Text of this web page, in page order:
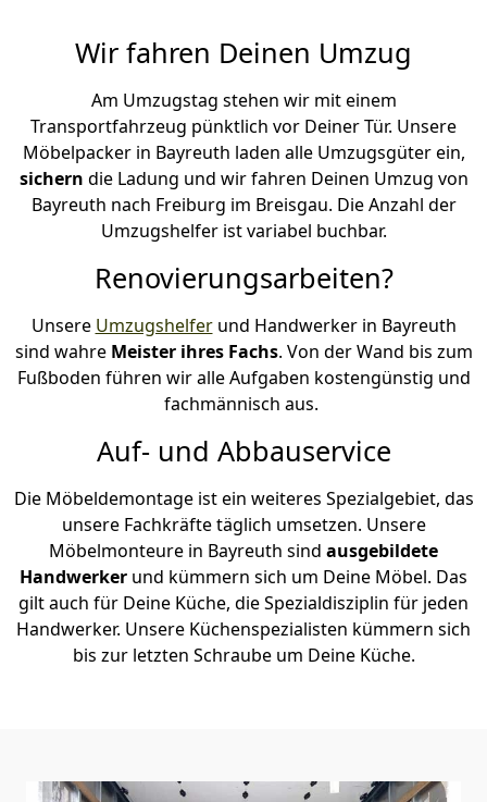
Wir fahren Deinen Umzug
Am Umzugstag stehen wir mit einem
Transportfahrzeug pünktlich vor Deiner Tür. Unsere
Möbelpacker in Bayreuth laden alle Umzugsgüter ein,
sichern die Ladung und wir fahren Deinen Umzug von
Bayreuth nach Freiburg im Breisgau. Die Anzahl der
Umzugshelfer ist variabel buchbar.
Renovierungsarbeiten?
Unsere Umzugshelferund Handwerker in Bayreuth
sind wahre Meister ihres Fachs. Von der Wand bis zum
Fußboden führen wir alle Aufgaben kostengünstig und
fachmännisch aus.
Auf- und Abbauservice
Die Möbeldemontage ist ein weiteres Spezialgebiet, das
unsere Fachkräfte täglich umsetzen. Unsere
Möbelmonteure in Bayreuth sind ausgebildete
Handwerker und kümmern sich um Deine Möbel. Das
gilt auch für Deine Küche, die Spezialdisziplin für jeden
Handwerker. Unsere Küchenspezialisten kümmern sich
bis zur letzten Schraube um Deine Küche.